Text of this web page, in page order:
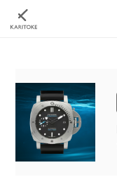
カリトケ